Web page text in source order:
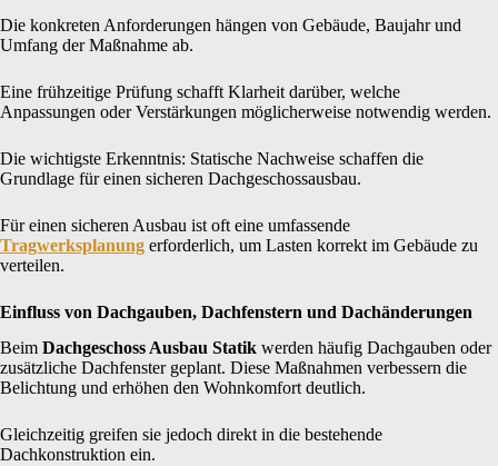
Die konkreten Anforderungen hängen von Gebäude, Baujahr und
Umfang der Maßnahme ab.
Eine frühzeitige Prüfung schafft Klarheit darüber, welche
Anpassungen oder Verstärkungen möglicherweise notwendig werden.
Die wichtigste Erkenntnis: Statische Nachweise schaffen die
Grundlage für einen sicheren Dachgeschossausbau.
Für einen sicheren Ausbau ist oft eine umfassende
Tragwerksplanung erforderlich, um Lasten korrekt im Gebäude zu
verteilen.
Einfluss von Dachgauben, Dachfenstern und Dachänderungen
Beim Dachgeschoss Ausbau Statik werden häufig Dachgauben oder
zusätzliche Dachfenster geplant. Diese Maßnahmen verbessern die
Belichtung und erhöhen den Wohnkomfort deutlich.
Gleichzeitig greifen sie jedoch direkt in die bestehende
Dachkonstruktion ein.